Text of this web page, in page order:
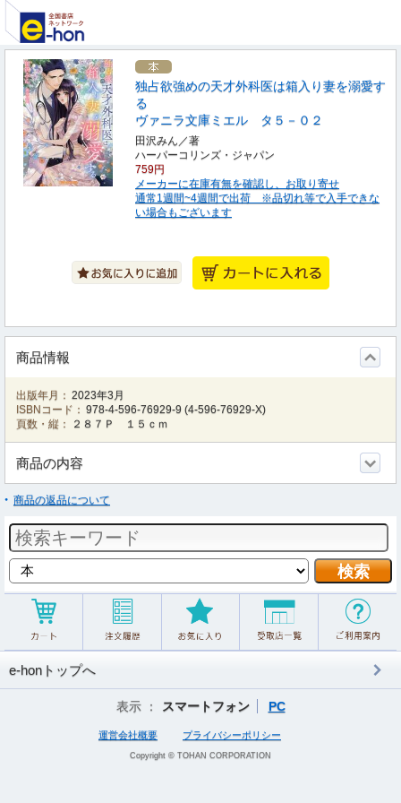
独占欲強めの天才外科医は箱入り妻を溺愛す
る
ヴァニラ文庫ミエル タ５－０２
田沢みん／著
ハーパーコリンズ・ジャパン
759円
メーカーに在庫有無を確認し、お取り寄せ
通常1週間~4週間で出荷 ※品切れ等で入手できな
い場合もございます
商品情報
出版年月： 2023年3月
ISBNコード： 978-4-596-76929-9 (4-596-76929-X)
頁数・縦：
２８７Ｐ １５ｃｍ
商品の内容
商品の返品について
e-honトップへ
表示 ： スマートフォン PC
運営会社概要 プライバシーポリシー
Copyright © TOHAN CORPORATION